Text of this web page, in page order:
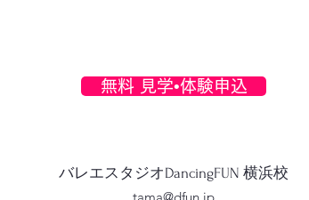
無料 見学•体験申込
バレエスタジオDancingFUN 横浜校
tama@dfun.jp